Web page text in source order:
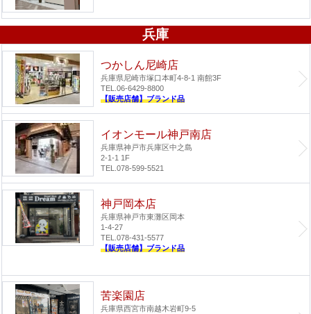
兵庫
つかしん尼崎店
兵庫県尼崎市塚口本町4-8-1 南館3F
TEL.06-6429-8800
【販売店舗】ブランド品
イオンモール神戸南店
兵庫県神戸市兵庫区中之島
2-1-1 1F
TEL.078-599-5521
神戸岡本店
兵庫県神戸市東灘区岡本
1-4-27
TEL.078-431-5577
【販売店舗】ブランド品
苦楽園店
兵庫県西宮市南越木岩町9-5